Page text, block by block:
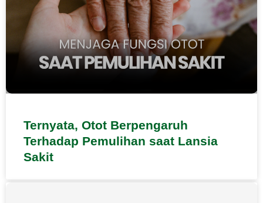
Ternyata, Otot Berpengaruh
Terhadap Pemulihan saat Lansia
Sakit